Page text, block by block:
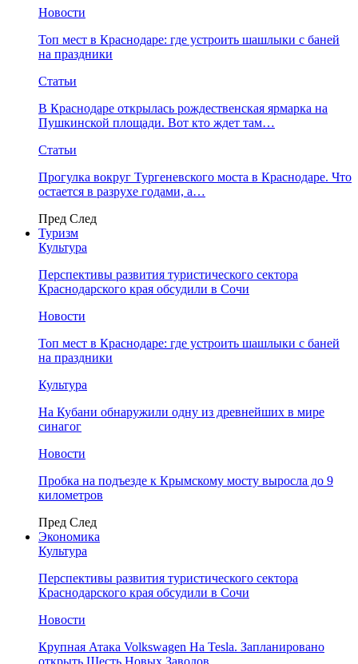
Новости
Топ мест в Краснодаре: где устроить шашлыки с баней
на праздники
Статьи
В Краснодаре открылась рождественская ярмарка на
Пушкинской площади. Вот кто ждет там…
Статьи
Прогулка вокруг Тургеневского моста в Краснодаре. Что
остается в разрухе годами, а…
Пред След
Туризм
Культура
Перспективы развития туристического сектора
Краснодарского края обсудили в Сочи
Новости
Топ мест в Краснодаре: где устроить шашлыки с баней
на праздники
Культура
На Кубани обнаружили одну из древнейших в мире
синагог
Новости
Пробка на подъезде к Крымскому мосту выросла до 9
километров
Пред След
Экономика
Культура
Перспективы развития туристического сектора
Краснодарского края обсудили в Сочи
Новости
Крупная Атака Volkswagen На Tesla. Запланировано
открыть Шесть Новых Заводов